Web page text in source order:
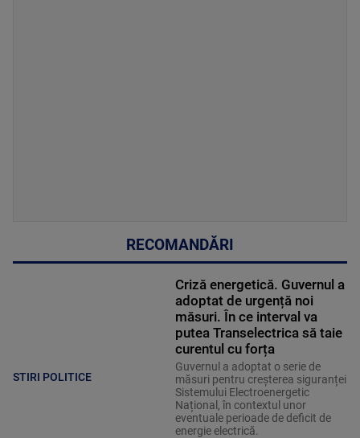
RECOMANDĂRI
STIRI POLITICE
Criză energetică. Guvernul a
adoptat de urgență noi
măsuri. În ce interval va
putea Transelectrica să taie
curentul cu forța
Guvernul a adoptat o serie de
măsuri pentru creșterea siguranței
Sistemului Electroenergetic
Național, în contextul unor
eventuale perioade de deficit de
energie electrică.